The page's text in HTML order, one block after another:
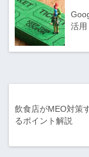
活用
飲食店がMEO対策
るポイント解説